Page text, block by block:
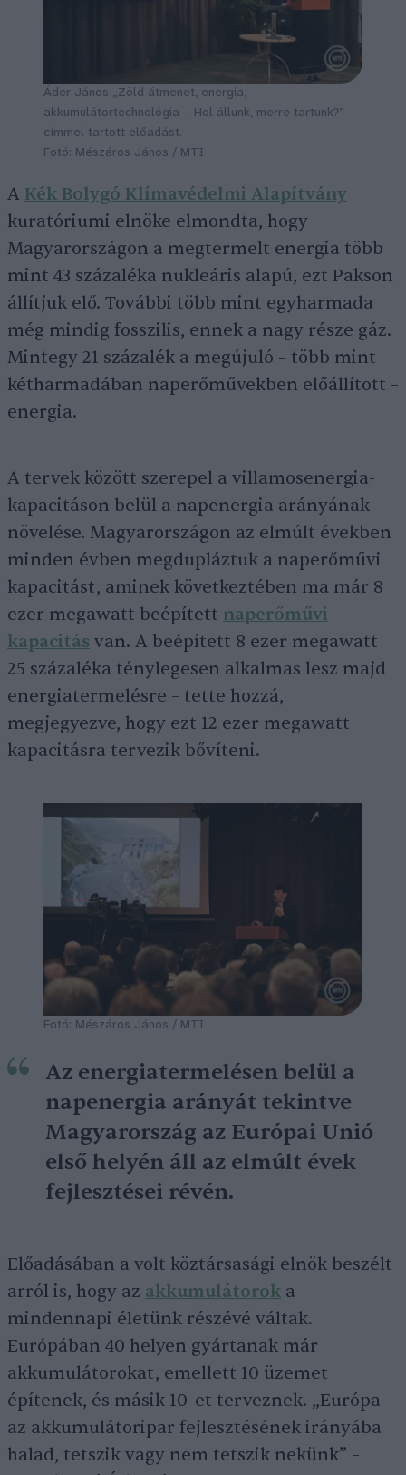
Áder János „Zöld átmenet, energia,
akkumulátortechnológia – Hol állunk, merre tartunk?”
címmel tartott előadást.
Fotó: Mészáros János / MTI
A Kék Bolygó Klímavédelmi Alapítvány
kuratóriumi elnöke elmondta, hogy
Magyarországon a megtermelt energia több
mint 43 százaléka nukleáris alapú, ezt Pakson
állítjuk elő. További több mint egyharmada
még mindig fosszilis, ennek a nagy része gáz.
Mintegy 21 százalék a megújuló – több mint
kétharmadában naperőművekben előállított –
energia.
A tervek között szerepel a villamosenergia-
kapacitáson belül a napenergia arányának
növelése. Magyarországon az elmúlt években
minden évben megdupláztuk a naperőművi
kapacitást, aminek következtében ma már 8
ezer megawatt beépített naperőművi
kapacitás van. A beépített 8 ezer megawatt
25 százaléka ténylegesen alkalmas lesz majd
energiatermelésre – tette hozzá,
megjegyezve, hogy ezt 12 ezer megawatt
kapacitásra tervezik bővíteni.
Fotó: Mészáros János / MTI
Az energiatermelésen belül a
napenergia arányát tekintve
Magyarország az Európai Unió
első helyén áll az elmúlt évek
fejlesztései révén.
Előadásában a volt köztársasági elnök beszélt
arról is, hogy az akkumulátorok a
mindennapi életünk részévé váltak.
Európában 40 helyen gyártanak már
akkumulátorokat, emellett 10 üzemet
építenek, és másik 10-et terveznek. „Európa
az akkumulátoripar fejlesztésének irányába
halad, tetszik vagy nem tetszik nekünk” –